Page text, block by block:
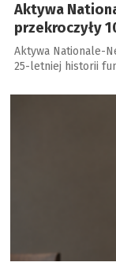
Aktywa
przekroczyły
Aktywa Nationale-
25-letniej historii
a